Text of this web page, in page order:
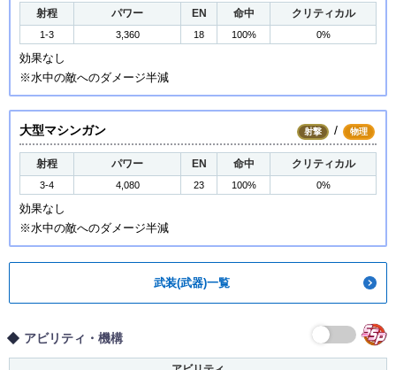
射程 パワー EN 命中 クリティカル
1-3 3,360 18 100% 0%
効果なし
※水中の敵へのダメージ半減
大型マシンガン 射撃 / 物理
射程 パワー EN 命中 クリティカル
3-4 4,080 23 100% 0%
効果なし
※水中の敵へのダメージ半減
武装(武器)一覧
アビリティ・機構